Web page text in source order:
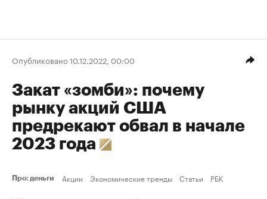
Опубликовано 10.12.2022, 00:00
Закат «зомби»: почему
рынку акций США
предрекают обвал в начале
2023 года
Про: деньги Акции Экономические тренды Статьи РБК